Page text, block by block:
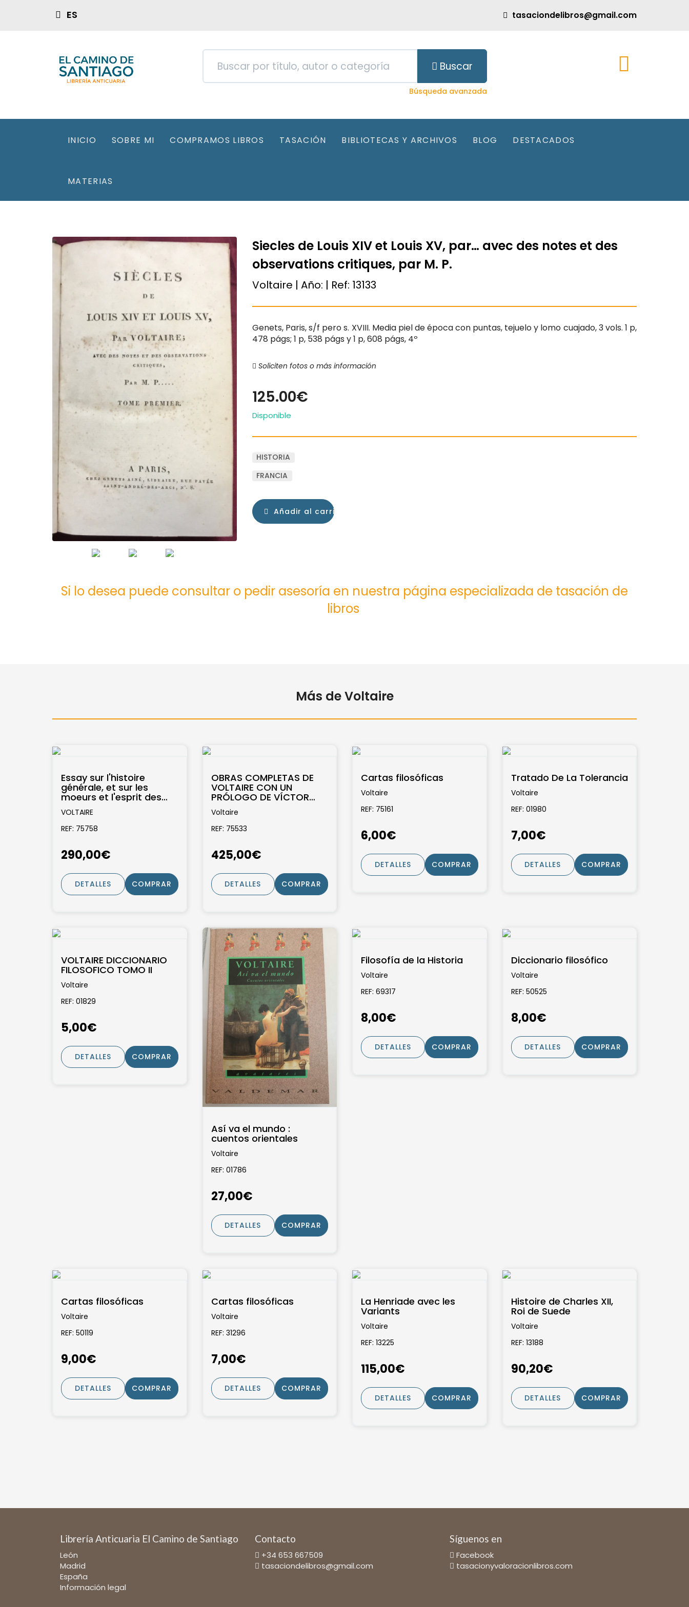
ES tasaciondelibros@gmail.com
Buscar
Búsqueda avanzada
INICIO SOBRE MI COMPRAMOS LIBROS TASACIÓN BIBLIOTECAS Y ARCHIVOS BLOG DESTACADOS
MATERIAS
Siecles de Louis XIV et Louis XV, par… avec des notes et des
observations critiques, par M. P.
Voltaire | Año: | Ref: 13133
Genets, Paris, s/f pero s. XVIII. Media piel de época con puntas, tejuelo y lomo cuajado, 3 vols. 1 p,
478 págs; 1 p, 538 págs y 1 p, 608 págs, 4º
Soliciten fotos o más información
125.00€
Disponible
HISTORIA
FRANCIA
Añadir al carrito
Si lo desea puede consultar o pedir asesoría en nuestra página especializada de tasación de
libros
Más de Voltaire
Essay sur l'histoire
générale, et sur les
moeurs et l'esprit des
nations, depuis
Charlemagne jusqu'a...
VOLTAIRE
REF: 75758
290,00€
DETALLES COMPRAR
OBRAS COMPLETAS DE
VOLTAIRE CON UN
PRÓLOGO DE VÍCTOR
HUGO. 4 Tomos
Voltaire
REF: 75533
425,00€
DETALLES COMPRAR
Cartas filosóficas
Voltaire
REF: 75161
6,00€
DETALLES COMPRAR
Tratado De La Tolerancia
Voltaire
REF: 01980
7,00€
DETALLES COMPRAR
VOLTAIRE DICCIONARIO
FILOSOFICO TOMO II
Voltaire
REF: 01829
5,00€
DETALLES COMPRAR
Así va el mundo :
cuentos orientales
Voltaire
REF: 01786
27,00€
DETALLES COMPRAR
Filosofía de la Historia
Voltaire
REF: 69317
8,00€
DETALLES COMPRAR
Diccionario filosófico
Voltaire
REF: 50525
8,00€
DETALLES COMPRAR
Cartas filosóficas
Voltaire
REF: 50119
9,00€
DETALLES COMPRAR
Cartas filosóficas
Voltaire
REF: 31296
7,00€
DETALLES COMPRAR
La Henriade avec les
Variants
Voltaire
REF: 13225
115,00€
DETALLES COMPRAR
Histoire de Charles XII,
Roi de Suede
Voltaire
REF: 13188
90,20€
DETALLES COMPRAR
Librería Anticuaria El Camino de Santiago
León
Madrid
España
Información legal
Contacto
+34 653 667509
tasaciondelibros@gmail.com
Síguenos en
Facebook
tasacionyvaloracionlibros.com